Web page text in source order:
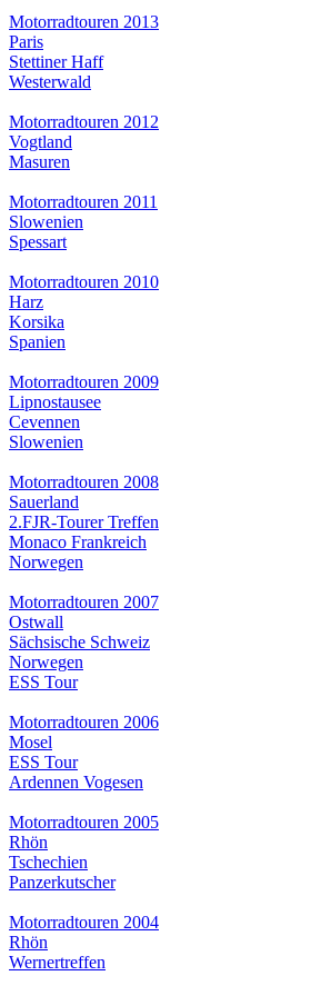
Motorradtouren 2013
Paris
Stettiner Haff
Westerwald
Motorradtouren 2012
Vogtland
Masuren
Motorradtouren 2011
Slowenien
Spessart
Motorradtouren 2010
Harz
Korsika
Spanien
Motorradtouren 2009
Lipnostausee
Cevennen
Slowenien
Motorradtouren 2008
Sauerland
2.FJR-Tourer Treffen
Monaco Frankreich
Norwegen
Motorradtouren 2007
Ostwall
Sächsische Schweiz
Norwegen
ESS Tour
Motorradtouren 2006
Mosel
ESS Tour
Ardennen Vogesen
Motorradtouren 2005
Rhön
Tschechien
Panzerkutscher
Motorradtouren 2004
Rhön
Wernertreffen